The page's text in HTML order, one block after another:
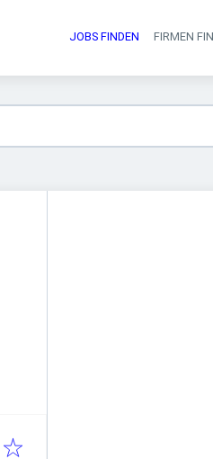
JOBS FINDEN FIRMEN